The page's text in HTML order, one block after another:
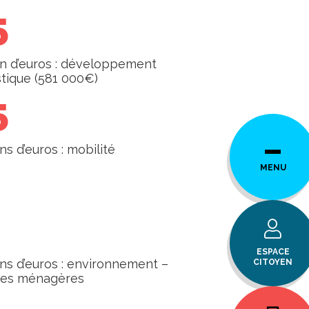
d’euros : développement
(581 000€)
d’euros : mobilité
d’euros : environnement –
ménagères
MENU
ESPACE
CITOYEN